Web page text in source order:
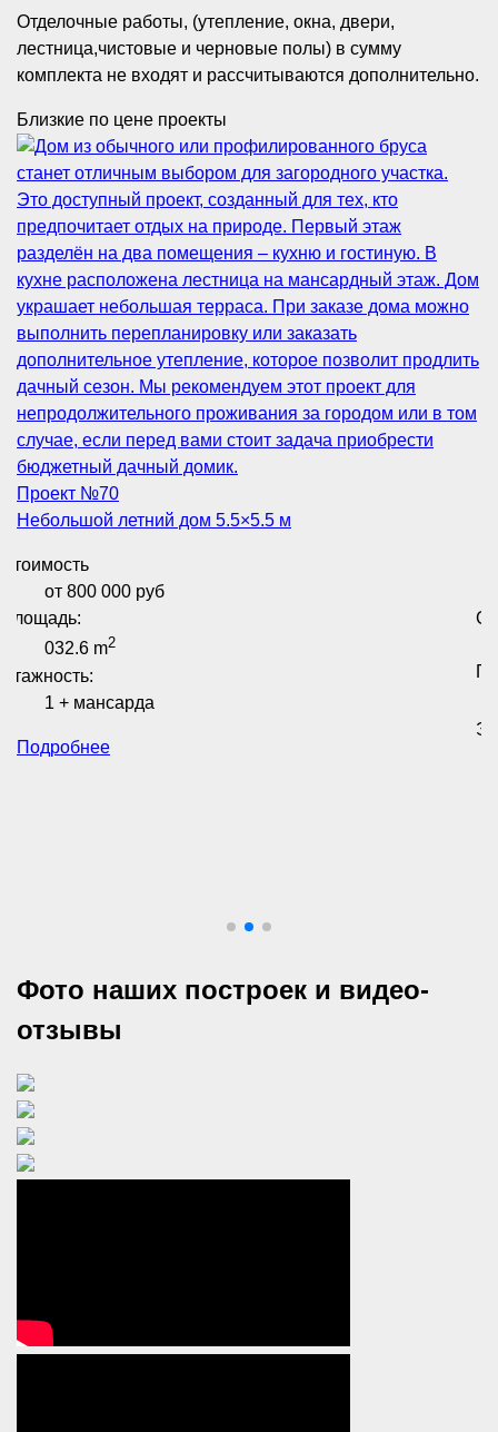
Отделочные работы, (утепление, окна, двери,
лестница,чистовые и черновые полы) в сумму
комплекта не входят и рассчитываются дополнительно.
Близкие по цене проекты
Проект №70
Небольшой летний дом 5.5×5.5 м
Стоимость
от 800 000 руб
Площадь:
032.6 m2
Этажность:
1 + мансарда
Подробнее
Фото наших построек и видео-
отзывы